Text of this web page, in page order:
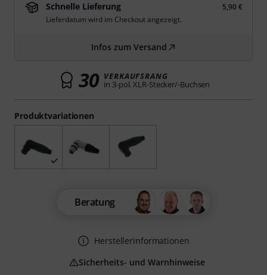
Produktvariationen
Schnelle Lieferung
5,90 €
Lieferdatum wird im Checkout angezeigt.
Infos zum Versand
30 VERKAUFSRANG
in 3-pol. XLR-Stecker/-Buchsen
Beratung
Herstellerinformationen
Sicherheits- und Warnhinweise